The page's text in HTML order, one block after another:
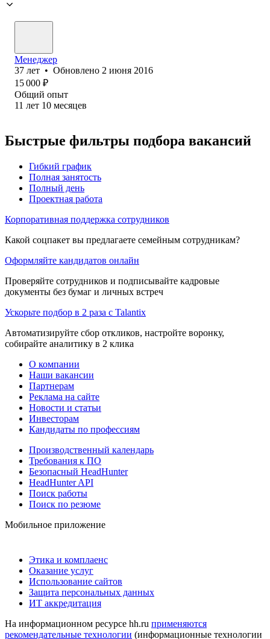
Менеджер
37 лет • Обновлено 2 июня 2016
15 000 ₽
Общий опыт
11 лет 10 месяцев
Быстрые фильтры подбора вакансий
Гибкий график
Полная занятость
Полный день
Проектная работа
Корпоративная поддержка сотрудников
Какой соцпакет вы предлагаете семейным сотрудникам?
Оформляйте кандидатов онлайн
Проверяйте сотрудников и подписывайте кадровые
документы без бумаг и личных встреч
Ускорьте подбор в 2 раза с Talantix
Автоматизируйте сбор откликов, настройте воронку,
собирайте аналитику в 2 клика
О компании
Наши вакансии
Партнерам
Реклама на сайте
Новости и статьи
Инвесторам
Кандидаты по профессиям
Производственный календарь
Требования к ПО
Безопасный HeadHunter
HeadHunter API
Поиск работы
Поиск по резюме
Мобильное приложение
Этика и комплаенс
Оказание услуг
Использование сайтов
Защита персональных данных
ИТ аккредитация
На информационном ресурсе hh.ru применяются
рекомендательные технологии (информационные технологии